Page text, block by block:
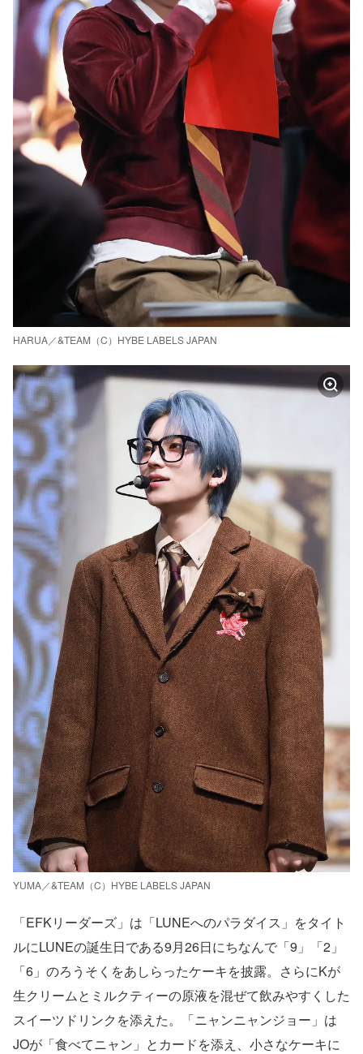
HARUA／&TEAM（C）HYBE LABELS JAPAN
YUMA／&TEAM（C）HYBE LABELS JAPAN
「EFKリーダーズ」は「LUNEへのパラダイス」をタイト
ルにLUNEの誕生日である9月26日にちなんで「9」「2」
「6」のろうそくをあしらったケーキを披露。さらにKが
生クリームとミルクティーの原液を混ぜて飲みやすくした
スイーツドリンクを添えた。「ニャンニャンジョー」は
JOが「食べてニャン」とカードを添え、小さなケーキに